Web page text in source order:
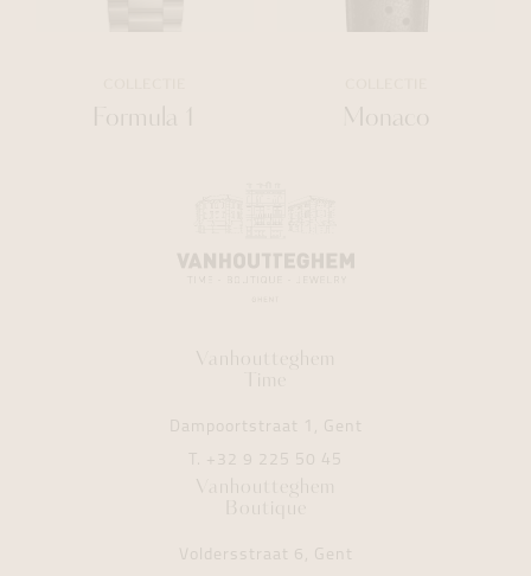
Formula 1 Monaco
Vanhoutteghem
Time
Dampoortstraat 1, Gent
T. +32 9 225 50 45
Vanhoutteghem
Boutique
Voldersstraat 6, Gent